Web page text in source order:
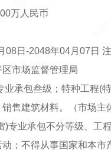
万人民币
08日-2048年04月07日
市场监督管理局
业承包叁级；特种工程(
售建筑材料。（市场
)专业承包不分等级、工
；不得从事国家和本市